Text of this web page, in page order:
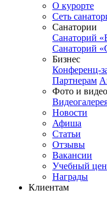
О курорте
Сеть
Санатории
Санаторий
Санаторий
Бизнес
Конференц-
Партнерам
Фото и видео
Новости
Афиша
Статьи
Отзывы
Вакансии
Учебный
Награды
Клиентам